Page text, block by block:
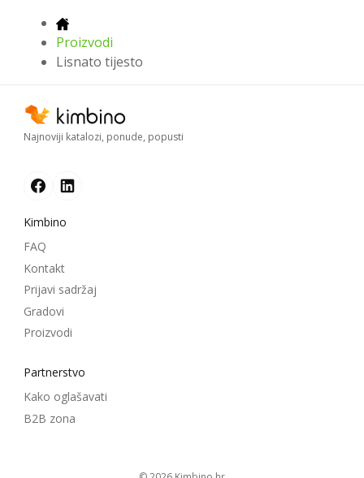
Proizvodi
Lisnato tijesto
Najnoviji katalozi, ponude, popusti
Kimbino
FAQ
Kontakt
Prijavi sadržaj
Gradovi
Proizvodi
Partnerstvo
Kako oglašavati
B2B zona